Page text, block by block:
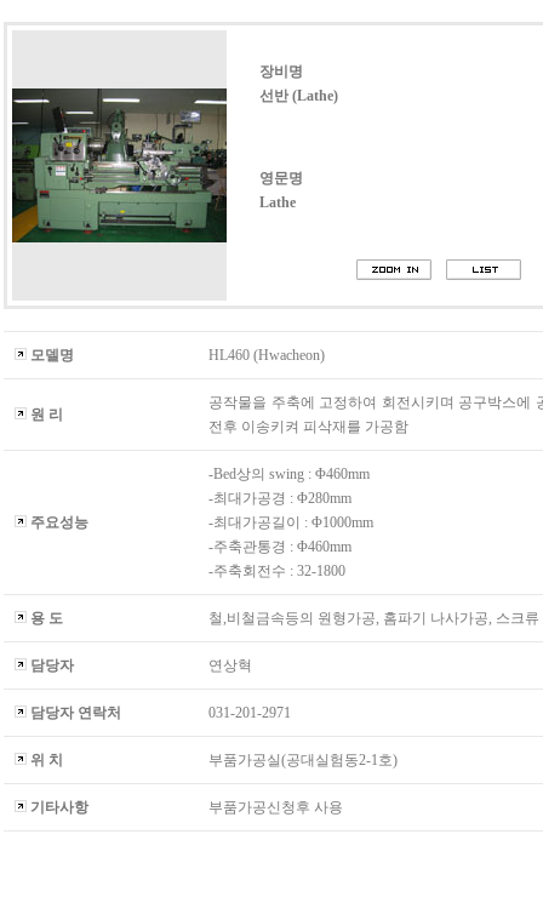
장비명
선반 (Lathe)
영문명
Lathe
모델명 HL460 (Hwacheon)
원 리
공작물을 주축에 고정하여 회전시키며 공구박스에
전후 이송키켜 피삭재를 가공함
주요성능
-Bed상의 swing : Φ460mm
-최대가공경 : Φ280mm
-최대가공길이 : Φ1000mm
-주축관통경 : Φ460mm
-주축회전수 : 32-1800
용 도 철,비철금속등의 원형가공, 홈파기 나사가공, 스크류
담당자 연상혁
담당자 연락처 031-201-2971
위 치 부품가공실(공대실험동2-1호)
기타사항 부품가공신청후 사용